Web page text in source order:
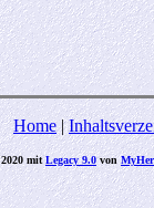
Home|
2020 mitLegacy 9.0von